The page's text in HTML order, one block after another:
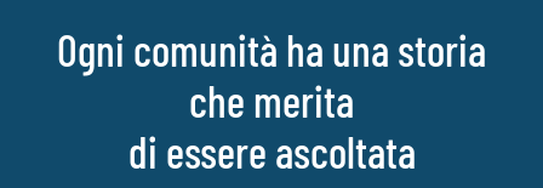
Ogni comunità ha una storia
che merita
di essere ascoltata